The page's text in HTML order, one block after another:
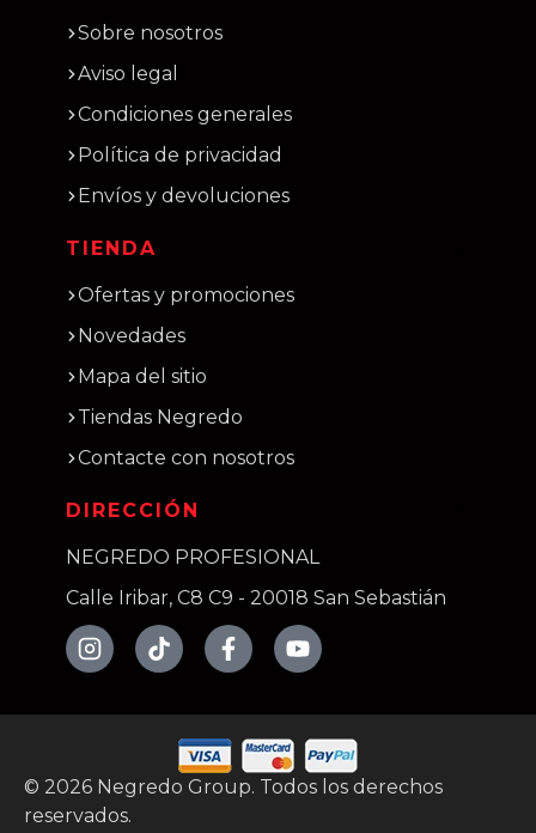
Sobre nosotros
Aviso legal
Condiciones generales
Política de privacidad
Envíos y devoluciones
TIENDA
Ofertas y promociones
Novedades
Mapa del sitio
Tiendas Negredo
Contacte con nosotros
DIRECCIÓN
NEGREDO PROFESIONAL
Calle Iribar, C8 C9 - 20018 San Sebastián
© 2026 Negredo Group. Todos los derechos
reservados.